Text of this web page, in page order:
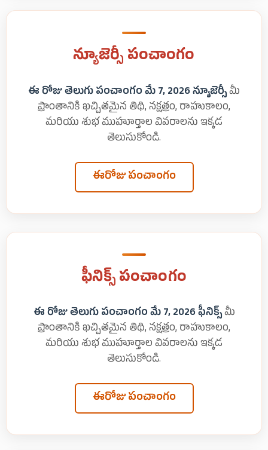
న్యూజెర్సీ పంచాంగం
ఈ రోజు తెలుగు పంచాంగం మే 7, 2026 న్యూజెర్సీమీ
ప్రాంతానికి ఖచ్చితమైన తిథి, నక్షత్రం, రాహుకాలం,
మరియు శుభ ముహూర్తాల వివరాలను ఇక్కడ
తెలుసుకోండి.
ఈరోజు పంచాంగం
ఫీనిక్స్ పంచాంగం
ఈ రోజు తెలుగు పంచాంగం మే 7, 2026 ఫీనిక్స్మీ
ప్రాంతానికి ఖచ్చితమైన తిథి, నక్షత్రం, రాహుకాలం,
మరియు శుభ ముహూర్తాల వివరాలను ఇక్కడ
తెలుసుకోండి.
ఈరోజు పంచాంగం